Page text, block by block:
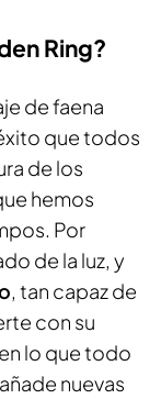
Ring?
de faena
que todos
de los
hemos
Por
de la luz, y
, tan capaz de
con su
lo que todo
nuevas